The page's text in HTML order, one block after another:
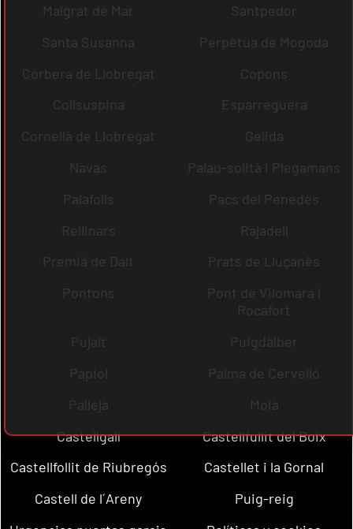
Malgrat de Mar
Santpedor
Santa Susanna
Perpètua de Mogoda
Corbera de Llobregat
Copons
Collsuspina
Esparreguera
Cornellà de Llobregat
Gelida
Navas
Palau-solità i Plegamans
Palafolls
Pacs del Penedès
Rellinars
Rajadell
Premià de Dalt
Prats de Lluçanès
Pontons
Pont de Vilomara i
Rocafort
Pujalt
Puigdàlber
Papiol
Palma de Cervelló
Pallejà
Moià
Castellgalí
Castellfullit del Boix
Castellfollit de Riubregós
Castellet i la Gornal
Castell de l´Areny
Puig-reig